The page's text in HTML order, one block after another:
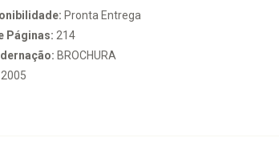
Pronta Entrega
Páginas: 214
BROCHURA
2005